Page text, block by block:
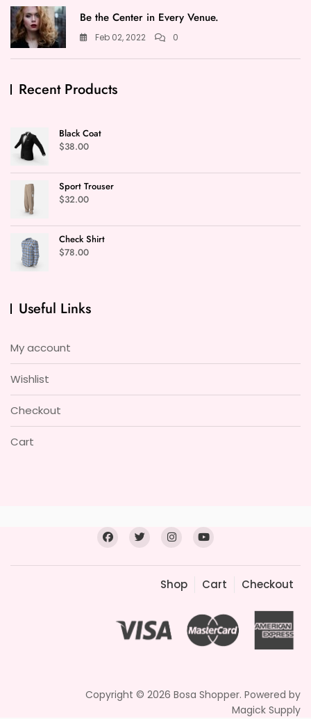
Be the Center in Every Venue.
Feb 02, 2022 0
Recent Products
Black Coat
$38.00
Sport Trouser
$32.00
Check Shirt
$78.00
Useful Links
My account
Wishlist
Checkout
Cart
Shop Cart Checkout
Copyright © 2026 Bosa Shopper. Powered by
Magick Supply